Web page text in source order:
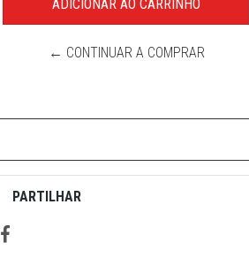
← CONTINUAR A COMPRAR
PARTILHAR